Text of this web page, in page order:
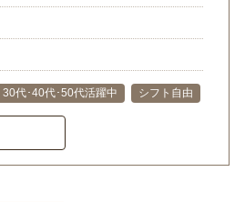
30代･40代･50代活躍中 シフト自由